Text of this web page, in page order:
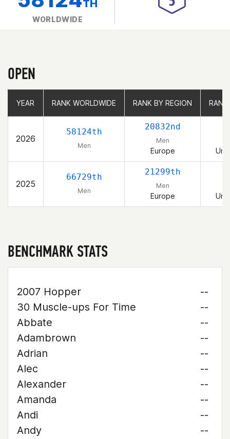
TH
WORLDWIDE
OPEN
YEAR RANK WORLDWIDE RANK BY REGION
2026
58124th
Men
20832nd
Men
Europe
2025
66729th
Men
21299th
Men
Europe
YEAR RANK WORLDWIDE RANK BY REGION
BENCHMARK STATS
2007 Hopper
--
30 Muscle-ups For Time
--
Abbate
--
Adambrown
--
Adrian
--
Alec
--
Alexander
--
Amanda
--
Andi
--
Andy
--